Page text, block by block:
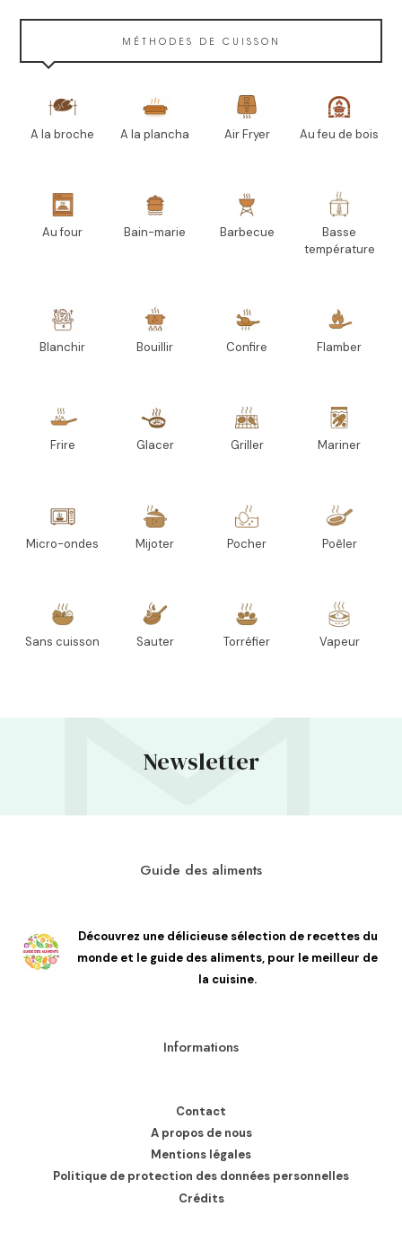
MÉTHODES DE CUISSON
A la broche A la plancha Air Fryer Au feu de bois
Au four Bain-marie Barbecue
Basse
température
Blanchir Bouillir Confire Flamber
Frire Glacer Griller Mariner
Micro-ondes Mijoter Pocher Poêler
Sans cuisson Sauter Torréfier Vapeur
Newsletter
Guide des aliments
Découvrez une délicieuse sélection de recettes du
monde et le guide des aliments, pour le meilleur de
la cuisine.
Informations
Contact
A propos de nous
Mentions légales
Politique de protection des données personnelles
Crédits